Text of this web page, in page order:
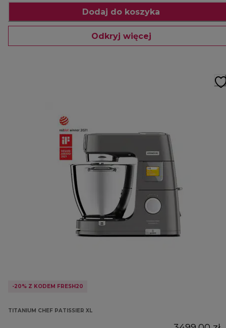
Dodaj do koszyka
Odkryj więcej
-20% Z KODEM FRESH20
TITANIUM CHEF PATISSIER XL